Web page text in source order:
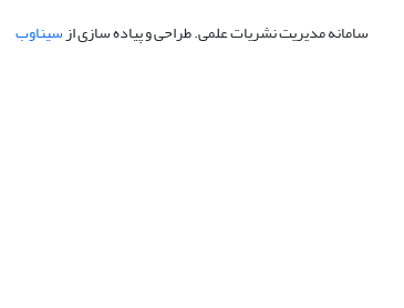
سامانه مدیریت نشریات علمی.طراحی و پیاده سازی ازسیناوب